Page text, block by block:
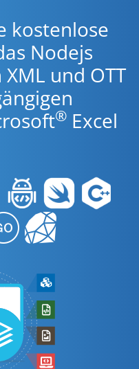
kostenlose
Nodejs
und OTT
® Excel